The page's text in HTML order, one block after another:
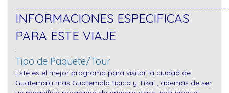
INFORMACIONES ESPECIFICAS
PARA ESTE VIAJE
.
Tipo de Paquete/Tour
Este es el mejor programa para visitar la ciudad de
Guatemala mas Guatemala tipica y Tikal , además de ser